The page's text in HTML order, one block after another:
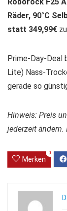
Räder, 90°C
statt 349,99€
Prime-Day-Deal
Lite) Nass-
gerade so
Hinweis: Preis
jederzeit
Merken
0